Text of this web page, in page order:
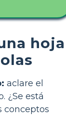
hoja
aclare el
¿Se está
conceptos